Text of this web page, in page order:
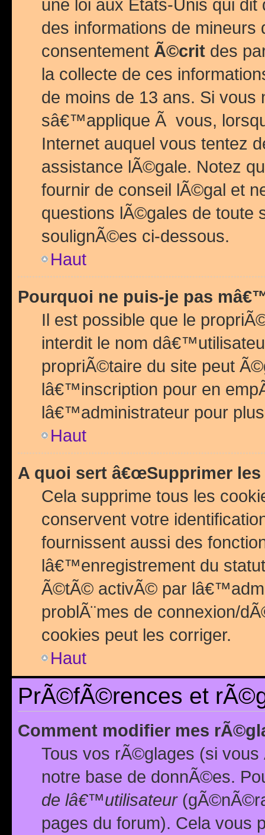
une loi aux Etats-Unis qui
des informations de mineurs
consentement Ã©crit des
la collecte de ces
de moins de 13 ans. Si
sâ€™applique Ã vous,
Internet auquel vous tentez
assistance lÃ©gale. Notez
fournir de conseil lÃ©gal et
questions lÃ©gales de
soulignÃ©es ci-dessous.
Haut
Pourquoi ne puis-je pas
Il est possible que le
interdit le nom
propriÃ©taire du site peut
lâ€™inscription pour en
lâ€™administrateur pour
Haut
A quoi sert â€œSupprimer les
Cela supprime tous les
conservent votre
fournissent aussi des
lâ€™enregistrement du
Ã©tÃ© activÃ© par
problÃ¨mes de connexion/
cookies peut les corriger.
Haut
PrÃ©fÃ©rences et
Comment modifier mes
Tous vos rÃ©glages (si
notre base de donnÃ©es.
de lâ€™utilisateur
pages du forum). Cela vous